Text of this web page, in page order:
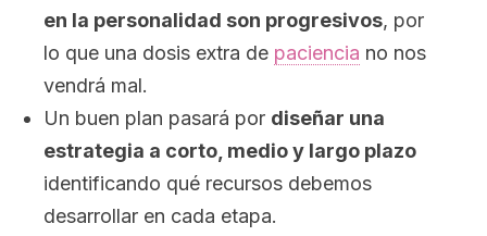
en la personalidad son progresivos, por
lo que una dosis extra de paciencia no nos
vendrá mal.
Un buen plan pasará por diseñar una
estrategia a corto, medio y largo plazo
identificando qué recursos debemos
desarrollar en cada etapa.